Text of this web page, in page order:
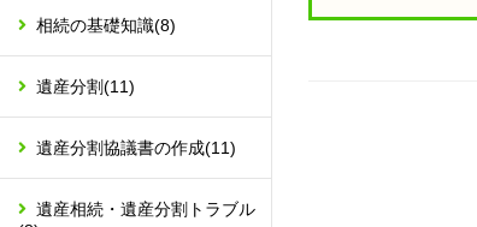
相続の基礎知識(8)
遺産分割(11)
遺産分割協議書の作成(11)
遺産相続・遺産分割トラブル